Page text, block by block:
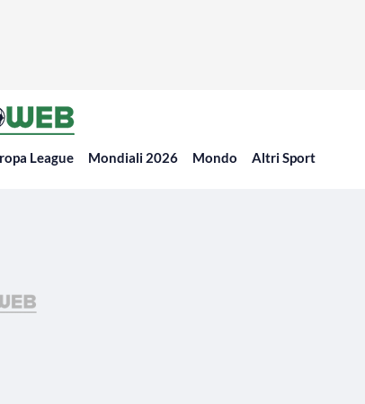
League Mondiali 2026 Mondo Altri Sport